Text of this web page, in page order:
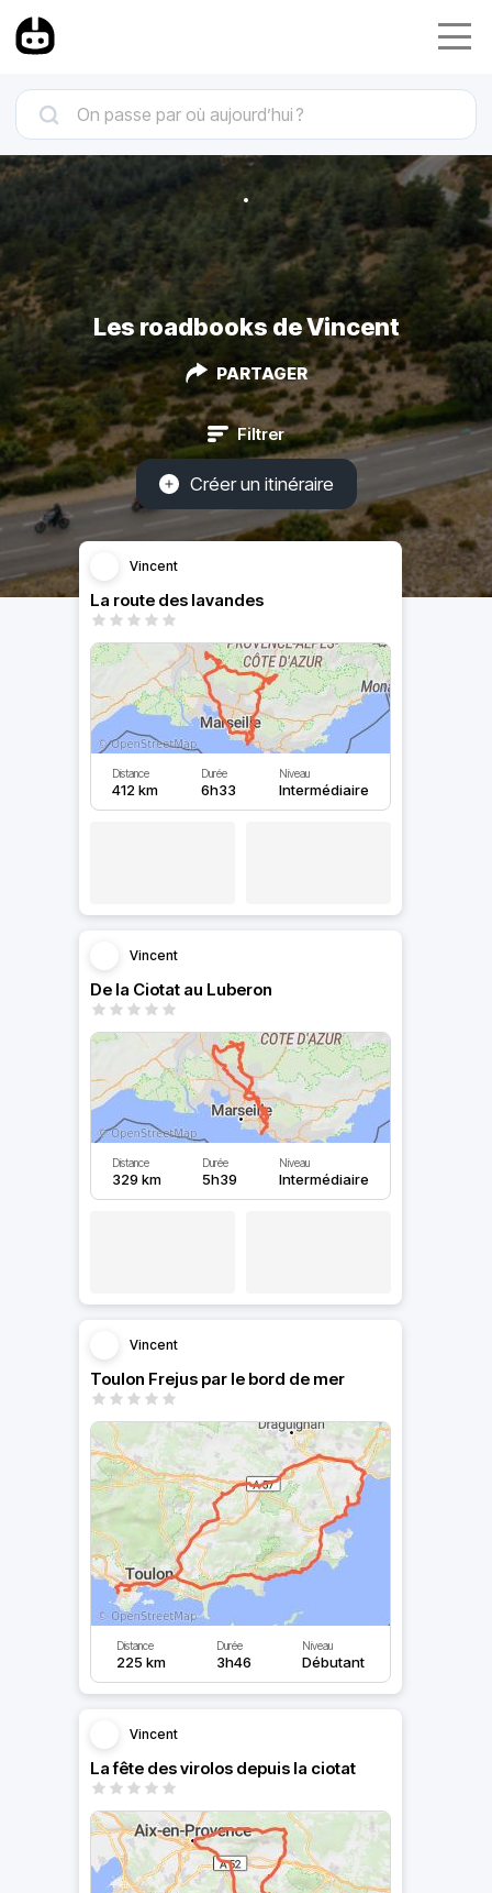
Les roadbooks de Vincent
PARTAGER
Filtrer
Créer un itinéraire
Vincent
La route des lavandes
Distance
412 km
Durée
6h33
Niveau
Intermédiaire
Vincent
De la Ciotat au Luberon
Distance
329 km
Durée
5h39
Niveau
Intermédiaire
Vincent
Toulon Frejus par le bord de mer
Distance
225 km
Durée
3h46
Niveau
Débutant
Vincent
La fête des virolos depuis la ciotat